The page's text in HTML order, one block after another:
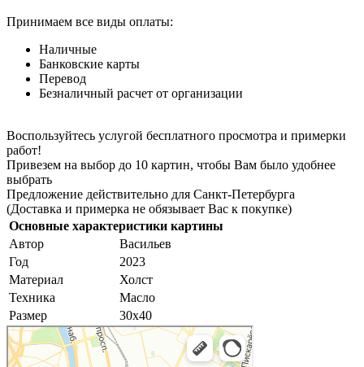
Принимаем все виды оплаты:
Наличные
Банковские карты
Перевод
Безналичный расчет от организации
Воспользуйтесь услугой бесплатного просмотра и примерки
работ!
Привезем на выбор до 10 картин, чтобы Вам было удобнее
выбрать
Предложение действительно для Санкт-Петербурга
(Доставка и примерка не обязывает Вас к покупке)
Основные характеристики картины
Автор
Васильев
Год
2023
Материал
Холст
Техника
Масло
Размер
30х40